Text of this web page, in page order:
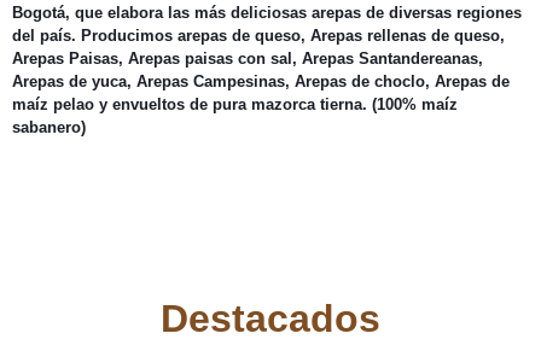
Bogotá, que elabora las más deliciosas arepas de diversas regiones
del país. Producimos arepas de queso, Arepas rellenas de queso,
Arepas Paisas, Arepas paisas con sal, Arepas Santandereanas,
Arepas de yuca, Arepas Campesinas, Arepas de choclo, Arepas de
maíz pelao y envueltos de pura mazorca tierna. (100% maíz
sabanero)
Destacados